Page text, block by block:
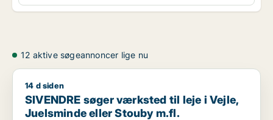
12 aktive søgeannoncer lige nu
SIVENDRE søger værksted til leje i Vejle, Juelsminde eller
14 d siden
SIVENDRE søger værksted til leje i Vejle,
Juelsminde eller Stouby m.fl.